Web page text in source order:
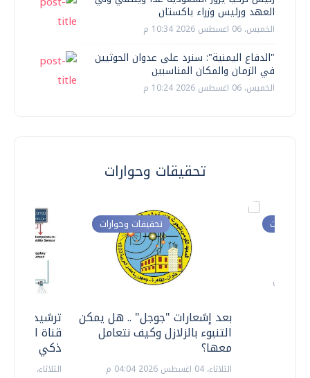
العهد ورئيس وزراء باكستان
الخميس، 06 اغسطس 2026 10:34 م
"الدفاع اليمنية": سنرد على عدوان الحوثيين
في الزمان والمكان المناسبين
الخميس، 06 اغسطس 2026 10:24 م
تحقيقات وحوارات
ترشيدا
قناة
ذكي
الثلاثاء، 14 يوليو 2026 06:11 م
تحقيقات وحوارات
بعد إشعارات "جوجل" .. هل يمكن
التنبوء بالزلازل وكيف نتعامل
معها؟
الثلاثاء، 04 اغسطس 2026 04:04 م
وحوارات